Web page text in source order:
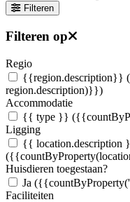
Filteren
Filteren op
Regio
{{region.description}}
region.description)}})
Accommodatie
{{ type }}
Ligging
{{ location.description
Huisdieren toegestaan?
Ja
Faciliteiten